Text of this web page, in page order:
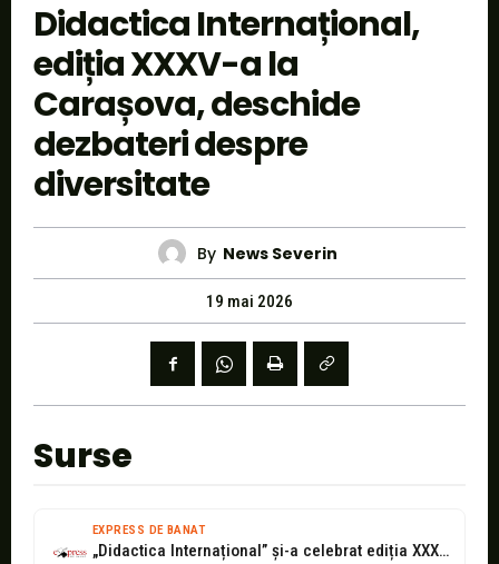
Didactica Internațional,
ediția XXXV-a la
Carașova, deschide
dezbateri despre
diversitate
By News Severin
19 mai 2026
Surse
EXPRESS DE BANAT
„Didactica Internațional” și-a celebrat ediția XXXV prin dezbateri despre diversitate și multiculturalitate...